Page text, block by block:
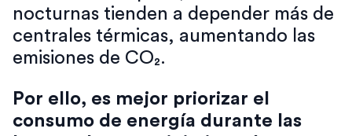
nocturnas tienden a depender más de
centrales térmicas, aumentando las
emisiones de CO₂.
Por ello, es mejor priorizar el
consumo de energía durante las